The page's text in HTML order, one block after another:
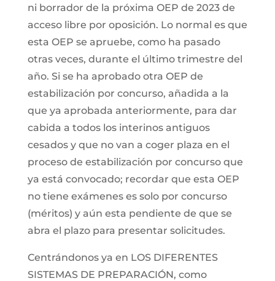
ni borrador de la próxima OEP de 2023 de
acceso libre por oposición. Lo normal es que
esta OEP se apruebe, como ha pasado
otras veces, durante el último trimestre del
año. Si se ha aprobado otra OEP de
estabilización por concurso, añadida a la
que ya aprobada anteriormente, para dar
cabida a todos los interinos antiguos
cesados y que no van a coger plaza en el
proceso de estabilización por concurso que
ya está convocado; recordar que esta OEP
no tiene exámenes es solo por concurso
(méritos) y aún esta pendiente de que se
abra el plazo para presentar solicitudes.
Centrándonos ya en LOS DIFERENTES
SISTEMAS DE PREPARACIÓN, como